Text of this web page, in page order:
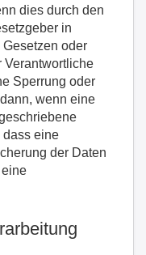
dies durch den
in
oder
Verantwortliche
Sperrung oder
wenn eine
dass eine
der Daten